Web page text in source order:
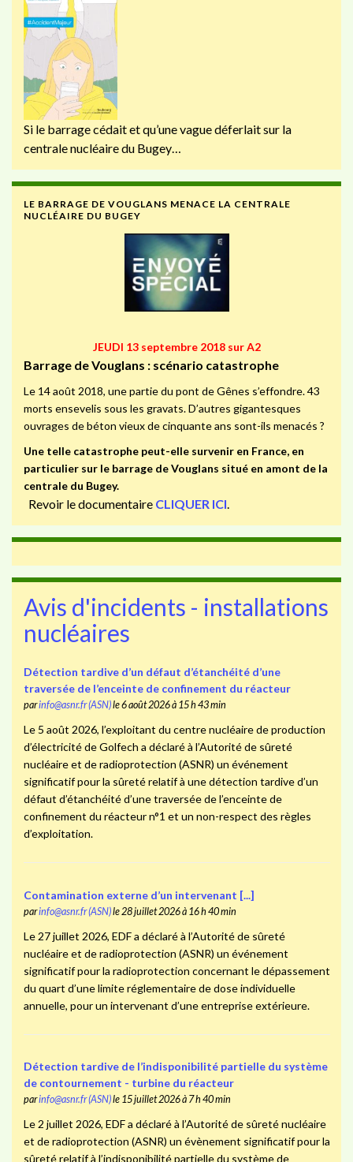
Si le barrage cédait et qu’une vague déferlait sur la
centrale nucléaire du Bugey…
LE BARRAGE DE VOUGLANS MENACE LA CENTRALE
NUCLÉAIRE DU BUGEY
JEUDI 13 septembre 2018 sur A2
Barrage de Vouglans : scénario catastrophe
Le 14 août 2018, une partie du pont de Gênes s’effondre. 43
morts ensevelis sous les gravats. D’autres gigantesques
ouvrages de béton vieux de cinquante ans sont-ils menacés ?
Une telle catastrophe peut-elle survenir en France, en
particulier sur le barrage de Vouglans situé en amont de la
centrale du Bugey.
Revoir le documentaire CLIQUER ICI.
Avis d'incidents - installations
nucléaires
Détection tardive d’un défaut d’étanchéité d’une
traversée de l’enceinte de confinement du réacteur
parinfo@asnr.fr (ASN)le 6 août 2026 à 15 h 43 min
Le 5 août 2026, l’exploitant du centre nucléaire de production
d’électricité de Golfech a déclaré à l’Autorité de sûreté
nucléaire et de radioprotection (ASNR) un événement
significatif pour la sûreté relatif à une détection tardive d’un
défaut d’étanchéité d’une traversée de l’enceinte de
confinement du réacteur n°1 et un non-respect des règles
d’exploitation.
Contamination externe d’un intervenant [...]
parinfo@asnr.fr (ASN)le 28 juillet 2026 à 16 h 40 min
Le 27 juillet 2026, EDF a déclaré à l’Autorité de sûreté
nucléaire et de radioprotection (ASNR) un événement
significatif pour la radioprotection concernant le dépassement
du quart d’une limite réglementaire de dose individuelle
annuelle, pour un intervenant d’une entreprise extérieure.
Détection tardive de l’indisponibilité partielle du système
de contournement - turbine du réacteur
parinfo@asnr.fr (ASN)le 15 juillet 2026 à 7 h 40 min
Le 2 juillet 2026, EDF a déclaré à l’Autorité de sûreté nucléaire
et de radioprotection (ASNR) un évènement significatif pour la
sûreté relatif à l’indisponibilité partielle du système de